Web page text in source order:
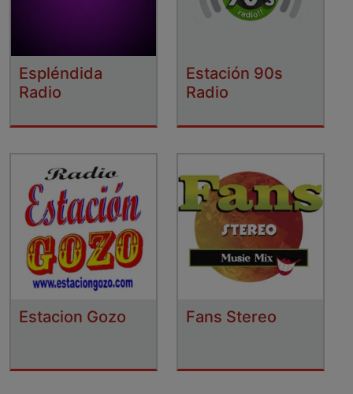
Espléndida
Radio
Estación 90s
Radio
Estacion Gozo Fans Stereo